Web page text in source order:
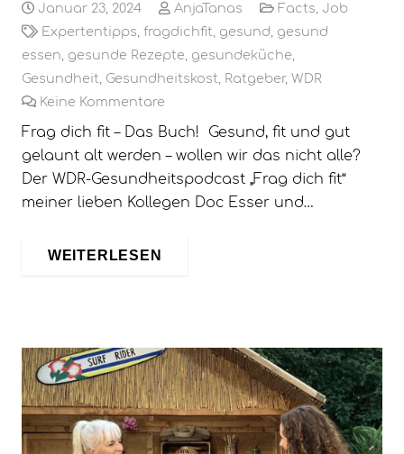
Januar 23, 2024 AnjaTanas Facts,Job
Expertentipps, fragdichfit, gesund, gesund
essen, gesunde Rezepte, gesundeküche,
Gesundheit, Gesundheitskost, Ratgeber, WDR
Keine Kommentare
Frag dich fit – Das Buch! Gesund, fit und gut
gelaunt alt werden – wollen wir das nicht alle?
Der WDR-Gesundheitspodcast „Frag dich fit“
meiner lieben Kollegen Doc Esser und…
WEITERLESEN